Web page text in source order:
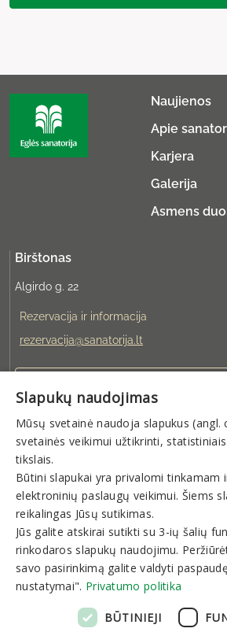
Naujienos
Apie
Karjera
Galerija
Asmens
Birštonas
Algirdo g. 22
Rezervacija ir informacija
rezervacija@sanatorija.lt
Galite rezervuoti:
I-V 8:00-19:00
Naujienlaiškis
Slapukų naudojimas
Mūsų svetainė naudoja slapukus (angl.
svetainės veikimui užtikrinti,
tikslais.
Būtini slapukai yra privalomi tinkamam
elektroninių paslaugų veikimui. Šiems
reikalingas Jūsų sutikimas.
Jūs galite atskirai sutikti su 3-ių šalių
rinkodaros slapukų naudojimu.
savo pasirinkimą galite valdyti
nustatymai". Privatumo politika
BŪTINIEJI